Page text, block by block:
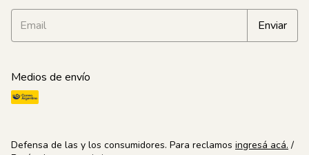
Medios de envío
Defensa de las y los consumidores. Para reclamos ingresá acá. /